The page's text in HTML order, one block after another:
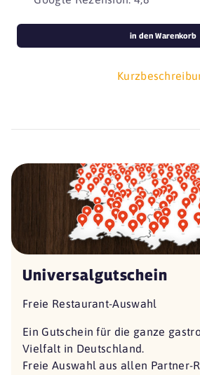
in den Warenkorb
Universalgutschein
Freie Restaurant-Auswahl
Ein Gutschein für die ganze
Vielfalt in Deutschland.
Freie Auswahl aus allen Partner-